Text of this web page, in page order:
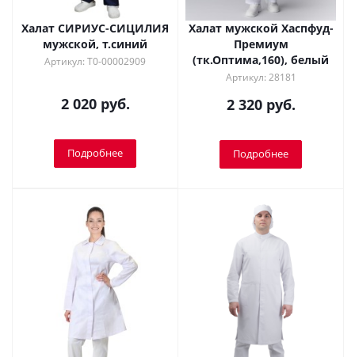
Халат СИРИУС-СИЦИЛИЯ
мужской, т.синий
Артикул: Т0-00002909
2 020 руб.
Подробнее
Халат мужской Хаспфуд-
Премиум
(тк.Оптима,160), белый
Артикул: 28181
2 320 руб.
Подробнее